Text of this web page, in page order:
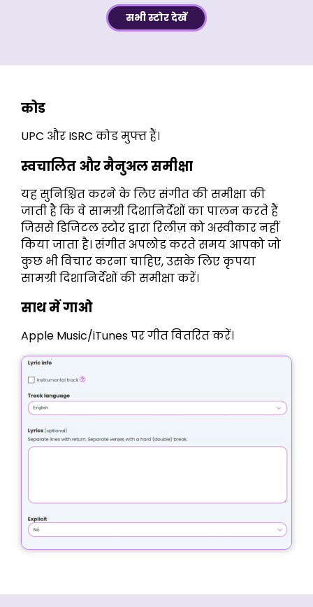
सभी स्टोर देखें
कोड
UPC और ISRC कोड मुफ्त हैं।
स्वचालित और मैनुअल समीक्षा
यह सुनिश्चित करने के लिए संगीत की समीक्षा की
जाती है कि वे सामग्री दिशानिर्देशों का पालन करते हैं
जिससे डिजिटल स्टोर द्वारा रिलीज़ को अस्वीकार नहीं
किया जाता है। संगीत अपलोड करते समय आपको जो
कुछ भी विचार करना चाहिए, उसके लिए कृपया
सामग्री दिशानिर्देशों की समीक्षा करें।
साथ में गाओ
Apple Music/iTunes पर गीत वितरित करें।